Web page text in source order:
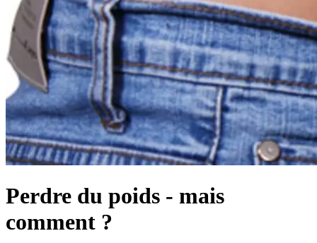
Perdre du poids - mais
comment ?